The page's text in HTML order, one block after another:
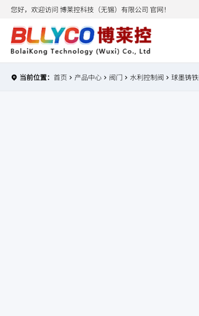
您好，欢迎访问 博莱控科技（无锡）有限公司 官网！
当前位置： 首页 产品中心 阀门 水利控制阀 球墨铸